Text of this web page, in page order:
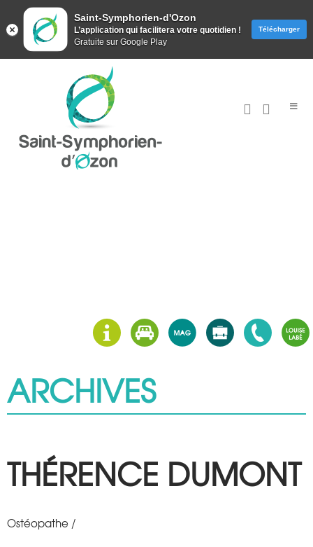
ARCHIVES
THÉRENCE DUMONT
Ostéopathe /
Saint-Symphorien-d'Ozon
L’application qui facilitera votre quotidien !
Gratuite sur Google Play
Télécharger